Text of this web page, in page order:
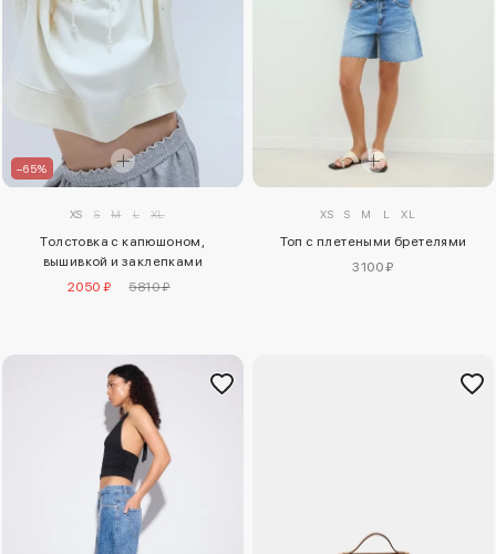
–65%
XS S M L XL
Толстовка с капюшоном,
вышивкой и заклепками
2050 ₽
5810 ₽
XS S M L XL
Топ с плетеными бретелями
3100 ₽